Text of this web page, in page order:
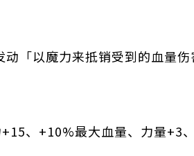
「以魔力来抵销受到的血量
、+10%最大血量、力量+3